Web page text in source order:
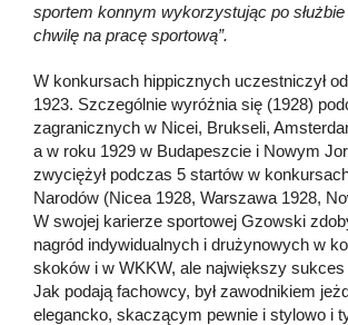
sportem konnym wykorzystując po
chwilę na pracę sportową”.
W konkursach hippicznych uczestniczył
1923. Szczególnie wyróżnia się (1928)
zagranicznych w Nicei, Brukseli,
a w roku 1929 w Budapeszcie i Nowym
zwyciężył podczas 5 startów w
Narodów (Nicea 1928, Warszawa 1928,
W swojej karierze sportowej Gzowski
nagród indywidualnych i drużynowych w
skoków i w WKKW, ale największy sukces
Jak podają fachowcy, był zawodnikiem
elegancko, skaczącym pewnie i stylowo i